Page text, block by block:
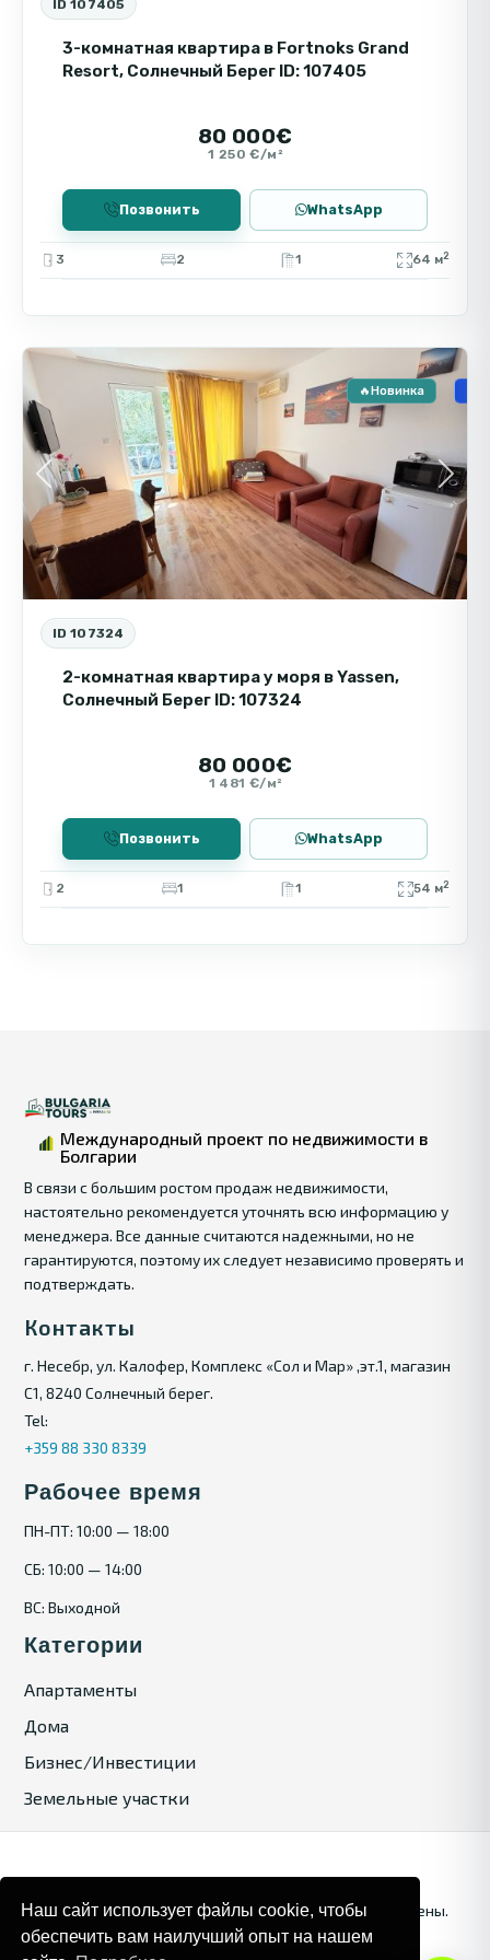
ID 107405
3-комнатная квартира в Fortnoks Grand
Resort, Солнечный Берег ID: 107405
80 000€
1 250 €/м²
Позвонить WhatsApp
3 2 1 64 м2
Previous Next
🔥Новинка
ID 107324
2-комнатная квартира у моря в Yassen,
Солнечный Берег ID: 107324
80 000€
1 481 €/м²
Позвонить WhatsApp
2 1 1 54 м2
Международный проект по недвижимости в
Болгарии
В связи с большим ростом продаж недвижимости,
настоятельно рекомендуется уточнять всю информацию у
менеджера. Все данные считаются надежными, но не
гарантируются, поэтому их следует независимо проверять и
подтверждать.
Контакты
г. Несебр, ул. Калофер, Комплекс «Сол и Мар» ,эт.1, магазин
С1, 8240 Солнечный берег.
Tel:
+359 88 330 8339
Рабочее время
ПН-ПТ: 10:00 — 18:00
СБ: 10:00 — 14:00
ВС: Выходной
Категории
Апартаменты
Дома
Бизнес/Инвестиции
Земельные участки
© 2025. Bulgaria Tours by Inrealr4u. Все права зашищены.
Карта сайта Политика конфиденциальности
Наш сайт использует файлы cookie, чтобы
обеспечить вам наилучший опыт на нашем